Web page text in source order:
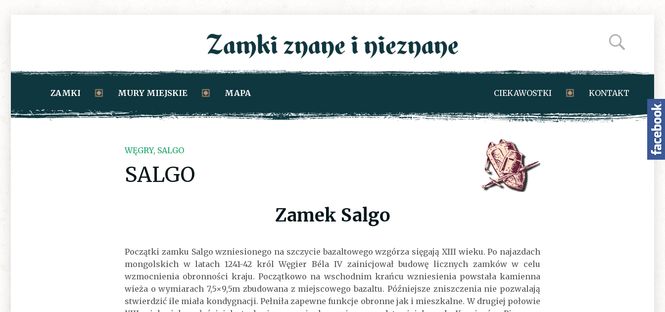
ZAMKI MURY MIEJSKIE MAPA CIEKAWOSTKI KONTAKT
WĘGRY, SALGO
SALGO
Zamek Salgo
Początki zamku Salgo wzniesionego na szczycie bazaltowego wzgórza sięgają XIII wieku. Po najazdach
mongolskich w latach 1241-42 król Węgier Béla IV zainicjował budowę licznych zamków w celu
wzmocnienia obronności kraju. Początkowo na wschodnim krańcu wzniesienia powstała kamienna
wieża o wymiarach 7,5×9,5m zbudowana z miejscowego bazaltu. Późniejsze zniszczenia nie pozwalają
stwierdzić ile miała kondygnacji. Pełniła zapewne funkcje obronne jak i mieszkalne. W drugiej połowie